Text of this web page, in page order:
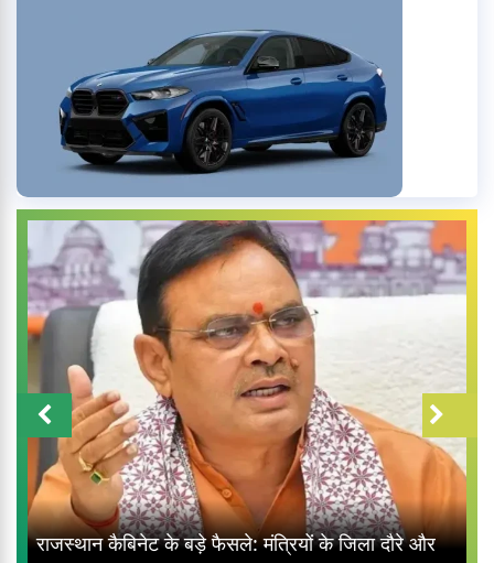
राजस्थान कैबिनेट के बड़े फैसले: मंत्रियों के जिला दौरे और